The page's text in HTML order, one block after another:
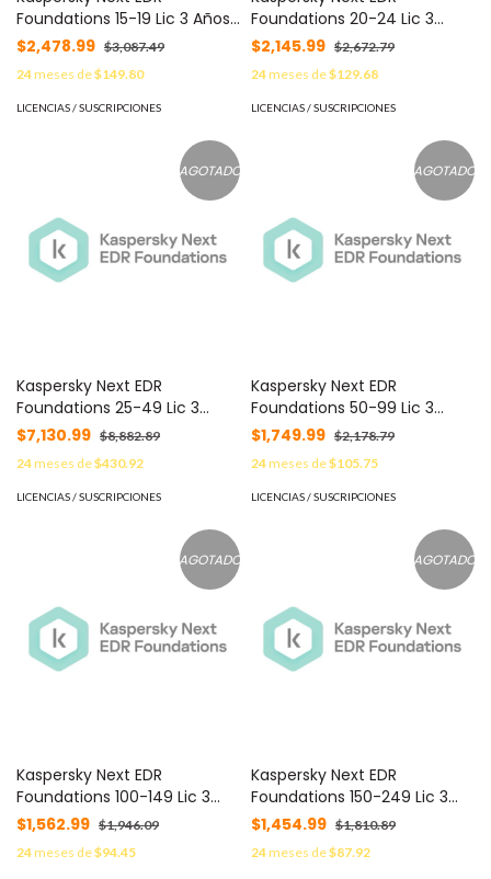
Foundations 15-19 Lic 3 Años
C/U KL4065ZAMTS -
$2,478.99 $3,087.49
24meses de$149.80
LICENCIAS / SUSCRIPCIONES
Foundations 20-24 Lic 3
Años C/U KL4065ZANTS -
$2,145.99 $2,672.79
24meses de$129.68
LICENCIAS / SUSCRIPCIONES
AGOTADO
Kaspersky Next EDR
Foundations 25-49 Lic 3
Años C/U KL4065ZAPTS -
$7,130.99 $8,882.89
24meses de$430.92
LICENCIAS / SUSCRIPCIONES
AGOTADO
Kaspersky Next EDR
Foundations 50-99 Lic 3
Años C/U KL4065ZAQTS -
$1,749.99 $2,178.79
24meses de$105.75
LICENCIAS / SUSCRIPCIONES
AGOTADO
Kaspersky Next EDR
Foundations 100-149 Lic 3
Años C/U KL4065ZARTS -
$1,562.99 $1,946.09
24meses de$94.45
AGOTADO
Kaspersky Next EDR
Foundations 150-249 Lic 3
Años C/U KL4065ZASTS -
$1,454.99 $1,810.89
24meses de$87.92